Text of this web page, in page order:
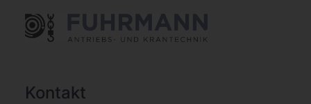
Kontakt